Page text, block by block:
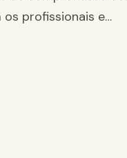
os profissionais e…